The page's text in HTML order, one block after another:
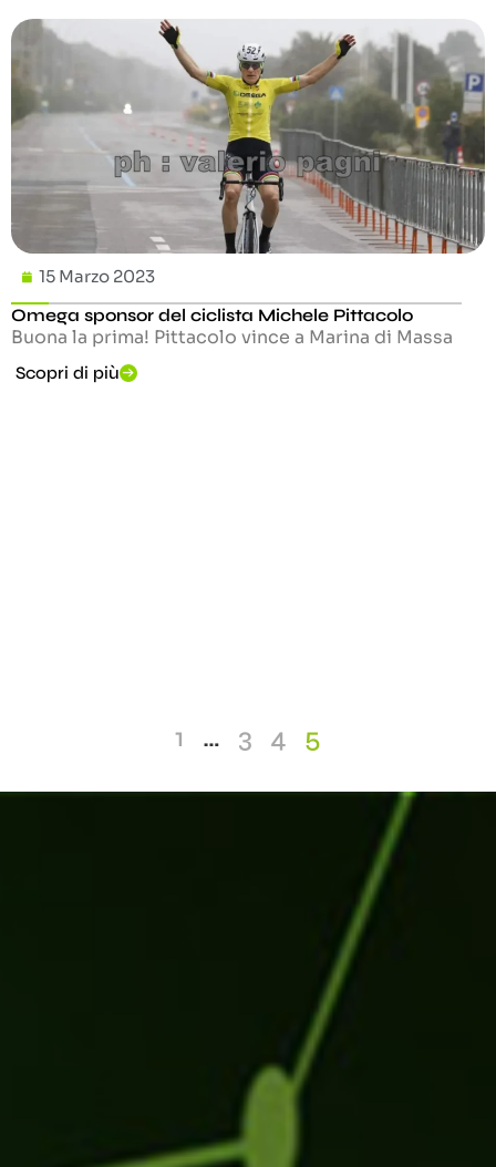
15 Marzo 2023
Omega sponsor del ciclista Michele Pittacolo
Buona la prima! Pittacolo vince a Marina di Massa
Scopri di più
1 … 3 4 5